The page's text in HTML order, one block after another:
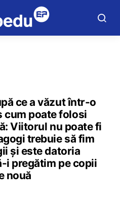
ce a văzut într-o
cum poate folosi
Viitorul nu poate fi
trebuie să fim
și este datoria
i pregătim pe copii
nouă